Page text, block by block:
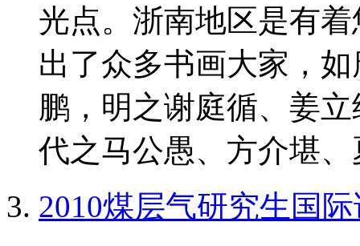
光点。浙南地区是有
出了众多书画大家，
鹏，明之谢庭循、姜
代之马公愚、方介堪
2010煤层气研究生国